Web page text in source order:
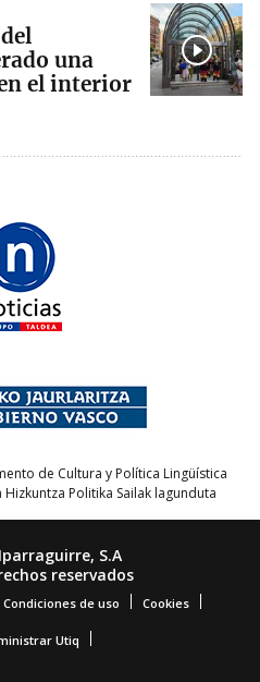
una
el interior
de Cultura y Política Lingüística
Politika Sailak lagunduta
S.A
reservados
Condiciones de uso Cookies
Utiq